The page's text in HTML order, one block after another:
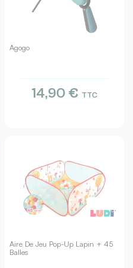
Agogo
14,90 € TTC
Aire De Jeu Pop-Up Lapin + 45
Balles